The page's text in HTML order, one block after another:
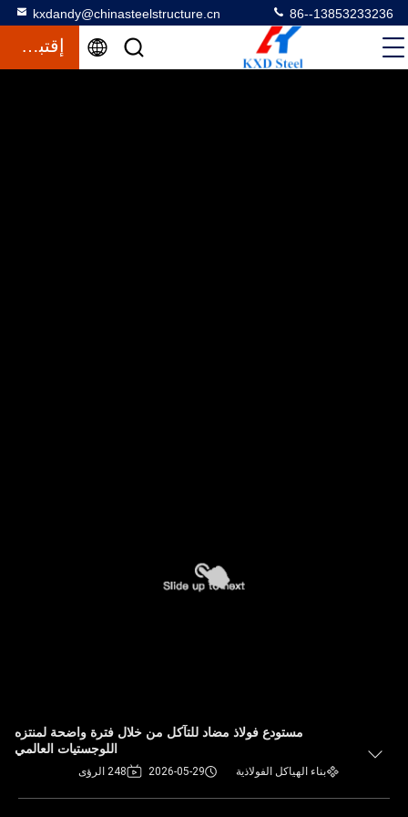
kxdandy@chinasteelstructure.cn 86--13853233236
إقتباس
مستودع فولاذ مضاد للتآكل من خلال فترة واضحة لمنتزه
اللوجستيات العالمي
بناء الهياكل الفولاذية 2026-05-29 248 الرؤى